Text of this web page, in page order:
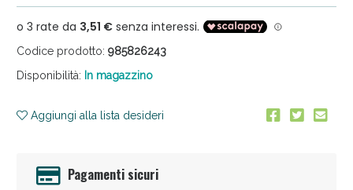
Codice prodotto: 985826243
Disponibilità: In magazzino
Aggiungi alla lista desideri
Pagamenti sicuri